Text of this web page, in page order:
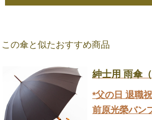
この傘と似たおすすめ商品
紳士用 雨傘（
*父の日 退職
前原光榮バン